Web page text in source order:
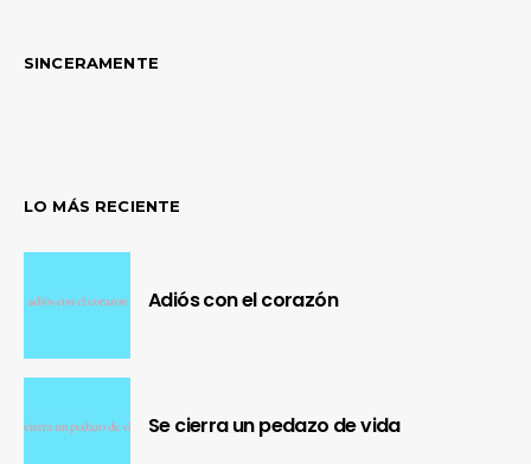
SINCERAMENTE
LO MÁS RECIENTE
Adiós con el corazón
Se cierra un pedazo de vida